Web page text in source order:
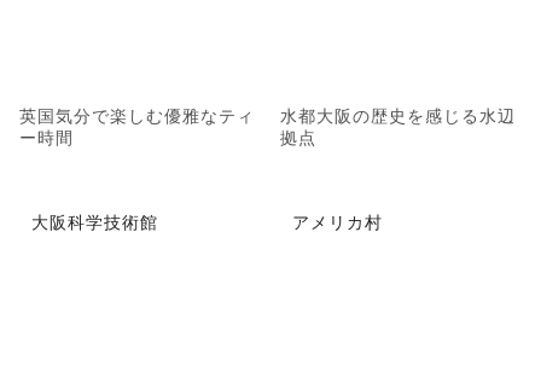
英国気分で楽しむ優雅なティ
ー時間
水都大阪の歴史を感じる水辺
拠点
大阪科学技術館 アメリカ村